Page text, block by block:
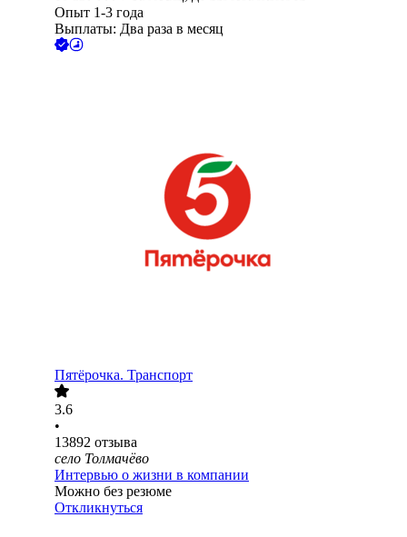
Опыт 1-3 года
Выплаты: Два раза в месяц
Пятёрочка. Транспорт
3.6
•
13892 отзыва
село Толмачёво
Интервью о жизни в компании
Можно без резюме
Откликнуться